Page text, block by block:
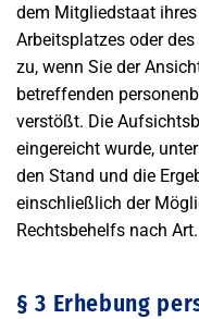
dem Mitgliedstaat
Arbeitsplatzes oder
zu, wenn Sie der
betreffenden
verstößt. Die
eingereicht wurde,
den Stand und die
einschließlich der
Rechtsbehelfs nach
§ 3 Erhebung